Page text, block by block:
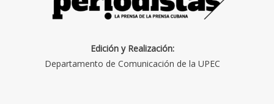
Edición y Realización:
Departamento de Comunicación de la UPEC